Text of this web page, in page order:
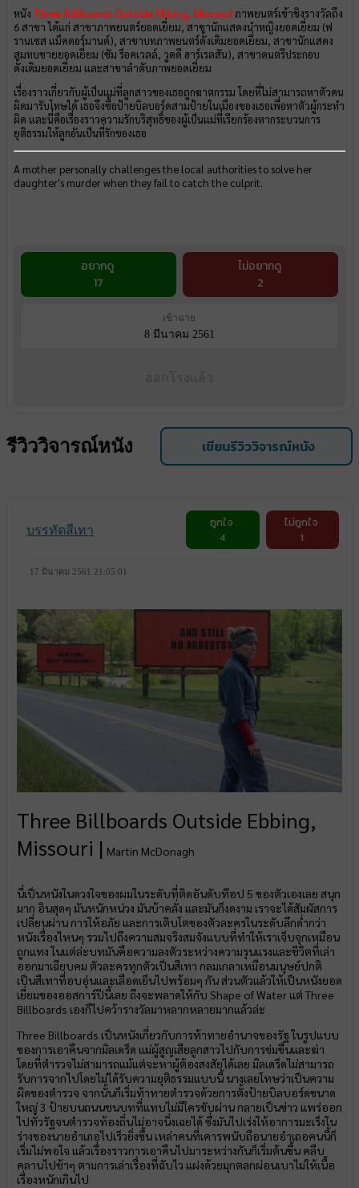
หนัง Three Billboards Outside Ebbing, Missouriภาพยนตร์เข้าชิงรางวัลถึง
6 สาขา ได้แก่ สาขาภาพยนตร์ยอดเยี่ยม, สาขานักแสดงนำหญิงยอดเยี่ยม (ฟ
รานเซส แม็คดอร์มานด์), สาขาบทภาพยนตร์ดั้งเดิมยอดเยี่ยม, สาขานักแสดง
สมทบชายยอดเยี่ยม (ซัม ร็อคเวลล์, วูดดี ฮาร์เรลสัน), สาขาดนตรีประกอบ
ดั้งเดิมยอดเยี่ยม และสาขาลำดับภาพยอดเยี่ยม
เรื่องราวเกี่ยวกับผู้เป็นแม่ที่ลูกสาวของเธอถูกฆาตกรรม โดยที่ไม่สามารถหาตัวคน
ผิดมารับโทษได้ เธอจึงซื้อป้ายบิลบอร์ดสามป้ายในเมืองของเธอเพื่อหาตัวผู้กระทำ
ผิด และนี่คือเรื่องราวความรักบริสุทธิ์ของผู้เป็นแม่ที่เรียกร้องหากระบวนการ
ยุติธรรมให้ลูกอันเป็นที่รักของเธอ
A mother personally challenges the local authorities to solve her
daughter's murder when they fail to catch the culprit.
อยากดู
17
ไม่อยากดู
2
เข้าฉาย
8 มีนาคม 2561
รีวิววิจารณ์หนัง เขียนรีวิววิจารณ์หนัง
บรรทัดสีเทา
ถูกใจ
4
ไม่ถูกใจ
1
17 มีนาคม 2561 21:05:01
Three Billboards Outside Ebbing,
Missouri | Martin McDonagh
นี่เป็นหนังในดวงใจของผมในระดับที่ติดอันดับท๊อป 5 ของตัวเองเลย สนุก
มาก อินสุดๆ มันหนักหน่วง มันบ้าคลั่ง และมันก็งดงาม เราจะได้สัมผัสการ
เปลี่ยนผ่าน การให้อภัย และการเติบโตของตัวละครในระดับลึกด่ำกว่า
หนังเรื่องไหนๆ รวมไปถึงความสมจริงสมจังแบบที่ทำให้เราเจ็บจุกเหมือน
ถูกแทง ในแต่ล่ะบทมันคือความลงตัวระหว่างความรุนแรงและชีวิตที่เล่า
ออกมาเฉียบคม ตัวละครทุกตัวเป็นสีเทา กลมเกลาเหมือนมนุษย์ปกติ
เป็นสีเทาที่อบอุ่นและเลือดเย็นไปพร้อมๆ กัน ส่วนตัวแล้วให้เป็นหนังยอด
เยี่ยมของออสการ์ปีนี้เลย ถึงจะพลาดให้กับ Shape of Water แต่ Three
Billboards เองก็ไปคว้ารางวัลมาหลากหลายมากแล้วล่ะ
Three Billboards เป็นหนังเกี่ยวกับการท้าทายอำนาจของรัฐ ในรูปแบบ
ของการเอาคืนจากมิลเดร็ด แม่ผู้สูญเสียลูกสาวไปกับการข่มขืนและฆ่า
โดยที่ตำรวจไม่สามารถแม้แต่จะหาผู้ต้องสงสัยได้เลย มิลเดร็ดไม่สามารถ
รับการจากไปโดยไม่ได้รับความยุติธรรมแบบนี้ นางเลยโทษว่าเป็นความ
ผิดของตำรวจ จากนั้นก็เริ่มท้าทายตำรวจด้วยการตั้งป้ายบิลบอร์ดขนาด
ใหญ่ 3 ป้ายบนถนนชนบทที่แทบไม่มีใครขับผ่าน กลายเป็นข่าว แพร่ออก
ไปทั่วรัฐจนตำรวจท้องถิ่นไม่อาจนิ่งเฉยได้ ซึ่งมันไปเร่งให้อาการมะเร็งใน
ร่างของนายอำเภอไปเร็วยิ่งขึ้น เหล่าคนที่เคารพนับถือนายอำเถอคนนี้ก็
เริ่มไม่พอใจ แล้วเรื่องราวการเอาคืนไปมาระหว่างกันก็เริ่มต้นขึ้น คลืบ
คลานไปช้าๆ ตามการเล่าเรื่องที่ฉับไว แฝงด้วยมุกตลกผ่อนเบาไม่ให้เนื้อ
เรื่องหนักเกินไป